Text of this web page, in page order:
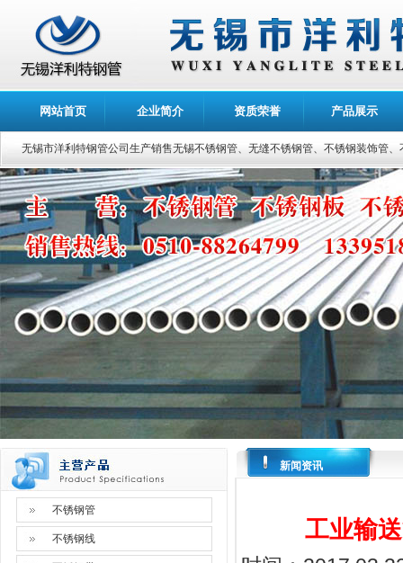
网站首页 企业简介 资质荣誉 产品展示
无锡市洋利特钢管公司生产销售无锡不锈钢管、无缝不锈钢管、不锈钢装饰管
不锈钢管
不锈钢线
新闻资讯
工业输